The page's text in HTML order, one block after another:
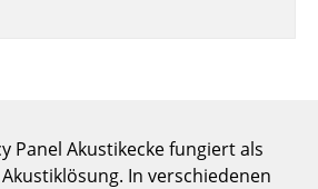
Panel Akustikecke fungiert als
In verschiedenen